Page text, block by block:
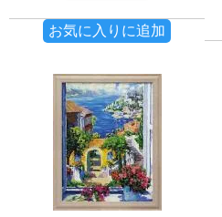
お気に入りに追加